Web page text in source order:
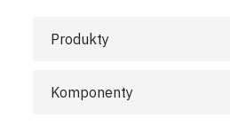
Produkty
Komponenty